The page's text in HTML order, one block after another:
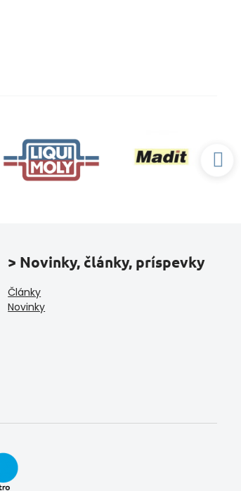
> Novinky, články, príspevky
Články
Novinky